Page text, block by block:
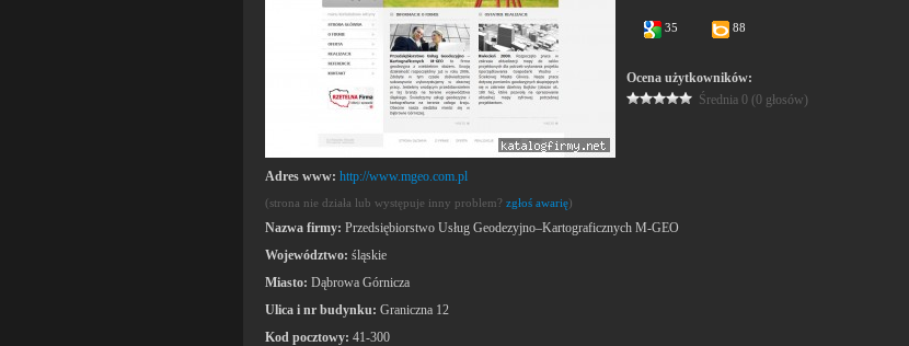
35 88
Ocena użytkowników:
Średnia 0 (0 głosów)
Adres www: http://www.mgeo.com.pl
(strona nie działa lub występuje inny problem? zgłoś awarię)
Nazwa firmy: Przedsiębiorstwo Usług Geodezyjno–Kartograficznych M-GEO
Województwo: śląskie
Miasto: Dąbrowa Górnicza
Ulica i nr budynku: Graniczna 12
Kod pocztowy: 41-300